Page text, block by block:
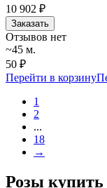
10 902 ₽
Заказать
Отзывов нет
~45 м.
50 ₽
Перейти в корзину
1
2
...
18
→
Розы купить